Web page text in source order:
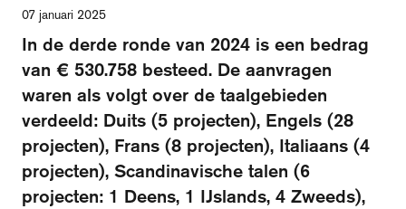
Residenties
Vertalingendatabase
Actueel
Over het fonds
Over het fonds
Veelgestelde vragen
Visit International website
07 januari 2025
In de derde ronde van 2024 is een bedrag
van € 530.758 besteed. De aanvragen
waren als volgt over de taalgebieden
verdeeld: Duits (5 projecten), Engels (28
projecten), Frans (8 projecten), Italiaans (4
projecten), Scandinavische talen (6
projecten: 1 Deens, 1 IJslands, 4 Zweeds),